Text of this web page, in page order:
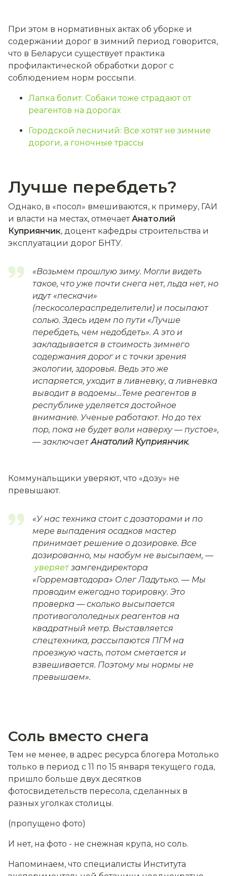
При этом в нормативных актах об уборке и
содержании дорог в зимний период говорится,
что в Беларуси существует практика
профилактической обработки дорог с
соблюдением норм россыпи.
Лапка болит. Собаки тоже страдают от
реагентов на дорогах
Городской лесничий: Все хотят не зимние
дороги, а гоночные трассы
Лучше перебдеть?
Однако, в «посол» вмешиваются, к примеру, ГАИ
и власти на местах, отмечаетАнатолий
Куприянчик, доцент кафедры строительства и
эксплуатации дорог БНТУ.
«Возьмем прошлую зиму. Могли видеть
такое, что уже почти снега нет, льда нет, но
идут «пескачи»
(пескосолераспределители) и посыпают
солью. Здесь идем по пути «Лучше
перебдеть, чем недобдеть». А это и
закладывается в стоимость зимнего
содержания дорог и с точки зрения
экологии, здоровья. Ведь это же
испаряется, уходит в ливневку, а ливневка
выводит в водоемы…Теме реагентов в
республике уделяется достойное
внимание. Ученые работают. Но до тех
пор, пока не будет воли наверху — пустое»,
— заключаетАнатолий Куприянчик.
Коммунальщики уверяют, что «дозу» не
превышают.
«У нас техника стоит с дозаторами и по
мере выпадения осадков мастер
принимает решение о дозировке. Все
дозированно, мы наобум не высыпаем, —
уверяетзамгендиректора
«Горремавтодора» Олег Ладутько. — Мы
проводим ежегодно торировку. Это
проверка — сколько высыпается
противогололедных реагентов на
квадратный метр. Выставляется
спецтехника, рассыпаются ПГМ на
проезжую часть, потом сметается и
взвешивается. Поэтому мы нормы не
превышаем».
Соль вместо снега
Тем не менее, в адрес ресурса блогера Мотолько
только в период с 11 по 15 января текущего года,
пришло больше двух десятков
фотосвидетельств пересола, сделанных в
разных уголках столицы.
(пропущено фото)
И нет, на фото - не снежная крупа, но соль.
Напоминаем, что специалисты Института